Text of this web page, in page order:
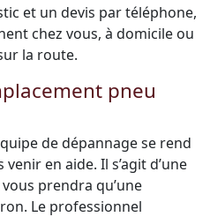
et un devis par téléphone,
chez vous, à domicile ou
la route.
pneu
de dépannage se rend
en aide. Il s’agit d’une
prendra qu’une
Le professionnel